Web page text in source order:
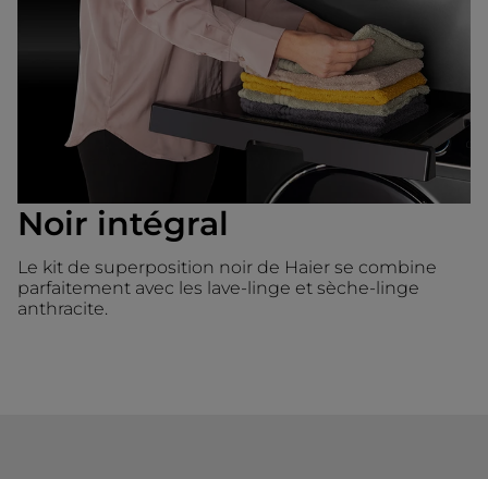
Noir intégral
Le kit de superposition noir de Haier se combine
parfaitement avec les lave-linge et sèche-linge
anthracite.